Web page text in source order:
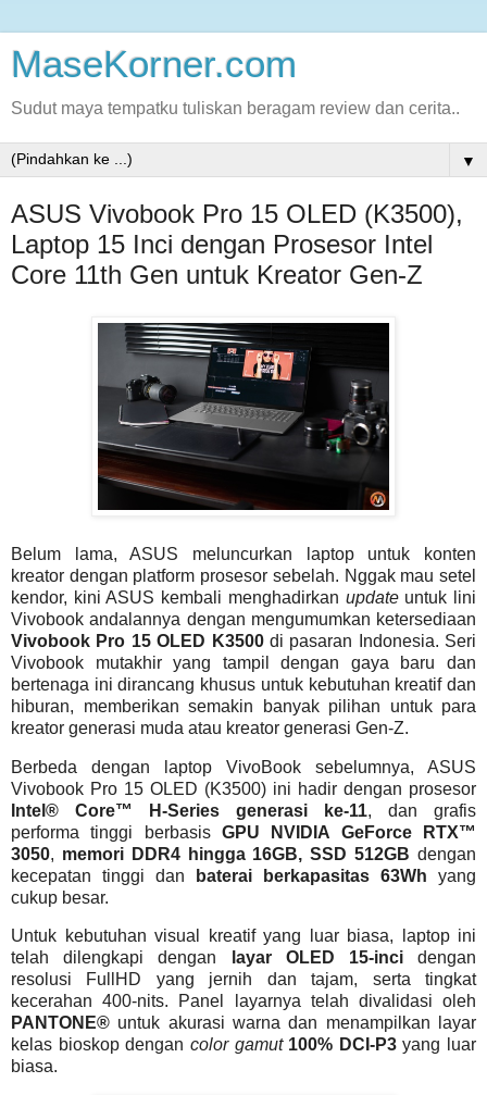
MaseKorner.com
Sudut maya tempatku tuliskan beragam review dan cerita..
▼
ASUS Vivobook Pro 15 OLED (K3500),
Laptop 15 Inci dengan Prosesor Intel
Core 11th Gen untuk Kreator Gen-Z
Belum lama, ASUS meluncurkan laptop untuk konten
kreator dengan platform prosesor sebelah. Nggak mau setel
kendor, kini ASUS kembali menghadirkan update untuk lini
Vivobook andalannya dengan mengumumkan ketersediaan
Vivobook Pro 15 OLED K3500di pasaran Indonesia. Seri
Vivobook mutakhir yang tampil dengan gaya baru dan
bertenaga ini dirancang khusus untuk kebutuhan kreatif dan
hiburan, memberikan semakin banyak pilihan untuk para
kreator generasi muda atau kreator generasi Gen-Z.
Berbeda dengan laptop VivoBook sebelumnya, ASUS
Vivobook Pro 15 OLED (K3500) ini hadir dengan prosesor
Intel® Core™ H-Series generasi ke-11, dan grafis
performa tinggi berbasis GPU NVIDIA GeForce RTX™
3050, memori DDR4 hingga 16GB, SSD 512GB dengan
kecepatan tinggi dan
baterai berkapasitas 63Wh yang
cukup besar.
Untuk kebutuhan visual kreatif yang luar biasa, laptop ini
telah dilengkapi dengan
layar OLED 15-incidengan
resolusi FullHD yang jernih dan tajam, serta tingkat
kecerahan 400-nits. Panel layarnya telah divalidasi oleh
PANTONE® untuk akurasi warna dan menampilkan layar
kelas bioskop dengan color gamut 100% DCI-P3yang luar
biasa.